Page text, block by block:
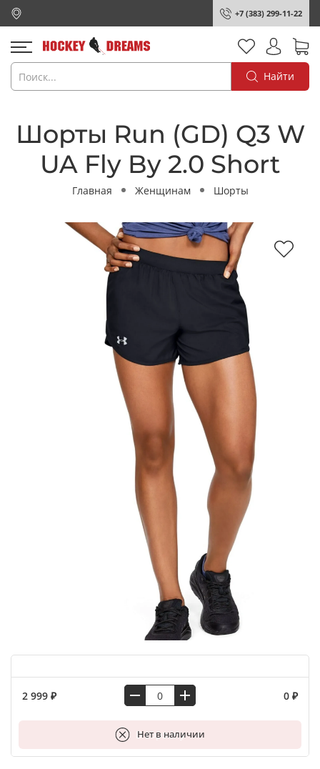
+7 (383) 299-11-22
Найти
Шорты Run (GD) Q3 W
UA Fly By 2.0 Short
Главная Женщинам Шорты
2 999 ₽ 0 ₽
Нет в наличии
В корзину